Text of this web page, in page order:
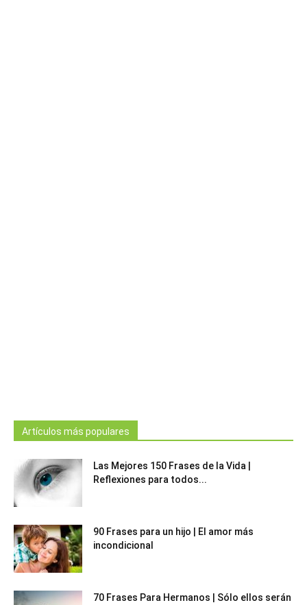
Artículos más populares
Las Mejores 150 Frases de la Vida |
Reflexiones para todos...
90 Frases para un hijo | El amor más
incondicional
70 Frases Para Hermanos | Sólo ellos serán